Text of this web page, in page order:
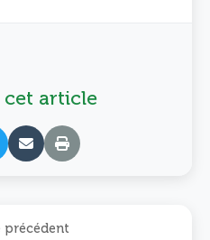
cet article
précédent